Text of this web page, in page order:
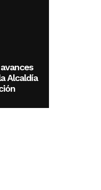
Alcaldía